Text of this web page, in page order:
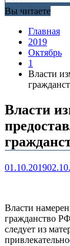
Вы читаете
Главная
2019
Октябрь
1
Власти
Власти
01.10.2019
Власти
гражданство
следует из